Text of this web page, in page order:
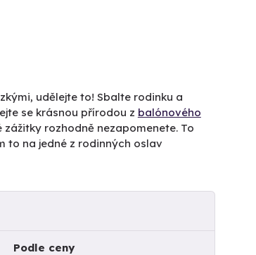
udělejte to! Sbalte rodinku a
se krásnou přírodou z balónového
zážitky rozhodně nezapomenete. To
to na jedné z rodinných oslav
Podle ceny